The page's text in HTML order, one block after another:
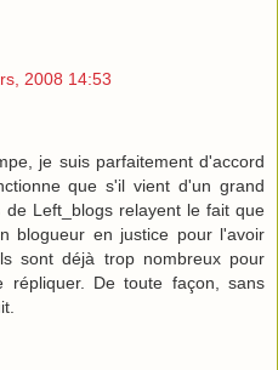
2008 14:53
je suis parfaitement d'accord
que s'il vient d'un grand
Left_blogs relayent le fait que
blogueur en justice pour l'avoir
sont déjà trop nombreux pour
répliquer. De toute façon, sans